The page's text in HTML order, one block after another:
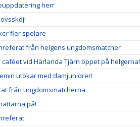
herr
fler spelare
från helgens ungdomsmatcher
caféet vid Härlanda Tjärn öppet på helgerna!
utökar med damjuniorer!
från ungdomsmatcherna
på!